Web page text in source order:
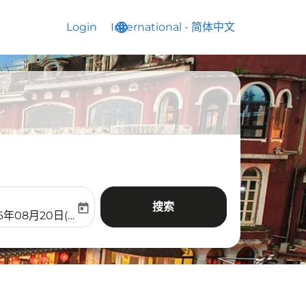
Login language
International - 简体中文
keyboard_arrow_down
labelreturn-date-aria-label
08月20日(周四)
today 搜索